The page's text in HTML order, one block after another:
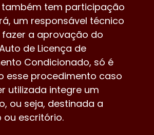
também tem participação
um responsável técnico
fazer a aprovação do
de Licença de
Condicionado, só é
esse procedimento caso
utilizada integre um
ou seja, destinada a
ou escritório.